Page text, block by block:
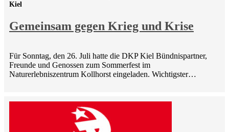
Gemeinsam gegen Krieg und Krise
Kiel
Für Sonntag, den 26. Juli hatte die DKP Kiel Bündnispartner,
Freunde und Genossen zum Sommerfest im
Naturerlebniszentrum Kollhorst eingeladen. Wichtigster…